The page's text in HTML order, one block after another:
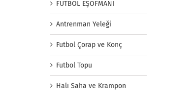
FUTBOL EŞOFMANI
Antrenman Yeleği
Futbol Çorap ve Konç
Futbol Topu
Halı Saha ve Krampon